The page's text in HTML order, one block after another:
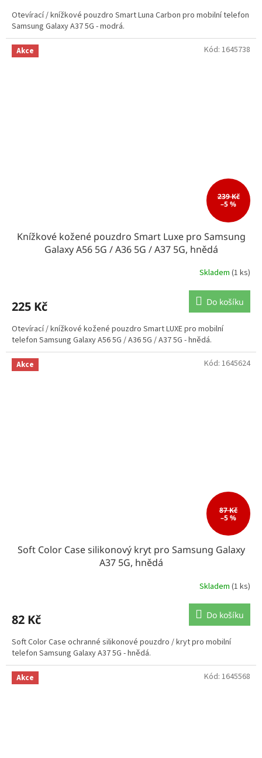
Otevírací / knížkové pouzdro Smart Luna Carbon pro mobilní telefon
Samsung Galaxy A37 5G - modrá.
Akce
239 Kč
–5 %
Knížkové kožené pouzdro Smart Luxe pro Samsung
Galaxy A56 5G / A36 5G / A37 5G, hnědá
Skladem (1 ks)
225 Kč Do košíku
Otevírací / knížkové kožené pouzdro Smart LUXE pro mobilní
telefon Samsung Galaxy A56 5G / A36 5G / A37 5G - hnědá.
Kód: 1645738
Akce
87 Kč
–5 %
Soft Color Case silikonový kryt pro Samsung Galaxy
A37 5G, hnědá
Skladem (1 ks)
82 Kč Do košíku
Soft Color Case ochranné silikonové pouzdro / kryt pro mobilní
telefon Samsung Galaxy A37 5G - hnědá.
Kód: 1645624
Akce Kód: 1645568